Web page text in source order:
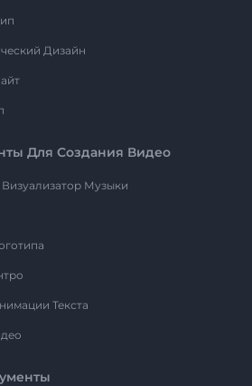
Дизайн
Для Создания Видео
Музыки
Текста